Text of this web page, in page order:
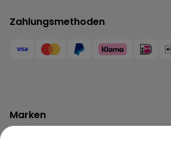
Zahlungsmethoden
Marken